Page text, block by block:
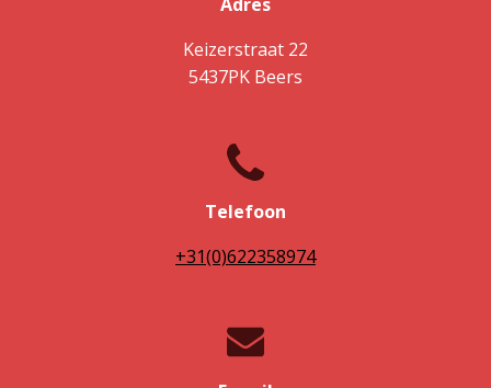
Adres
Keizerstraat 22
5437PK Beers
Telefoon
+31(0)622358974